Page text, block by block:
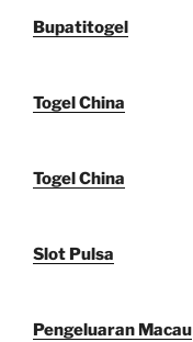
Bupatitogel
Togel China
Togel China
Slot Pulsa
Pengeluaran Macau